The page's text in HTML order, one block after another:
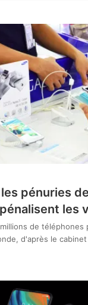
pénuries
les
de
d'après le